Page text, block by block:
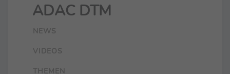
ADAC DTM
NEWS
VIDEOS
THEMEN